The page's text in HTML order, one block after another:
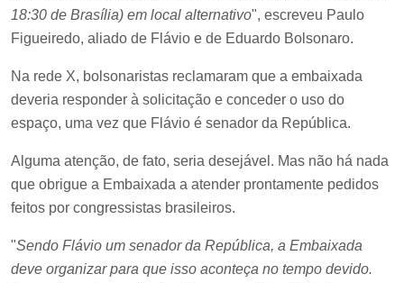
18:30 de Brasília) em local alternativo", escreveu Paulo
Figueiredo, aliado de Flávio e de Eduardo Bolsonaro.
Na rede X, bolsonaristas reclamaram que a embaixada
deveria responder à solicitação e conceder o uso do
espaço, uma vez que Flávio é senador da República.
Alguma atenção, de fato, seria desejável. Mas não há nada
que obrigue a Embaixada a atender prontamente pedidos
feitos por congressistas brasileiros.
"Sendo Flávio um senador da República, a Embaixada
deve organizar para que isso aconteça no tempo devido.